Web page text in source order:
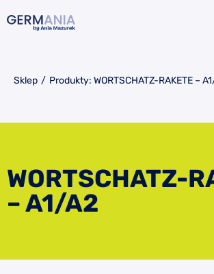
do
Sklep / Produkty: WORTSCHATZ-RAKETE –
WORTSCHATZ-
– A1/A2